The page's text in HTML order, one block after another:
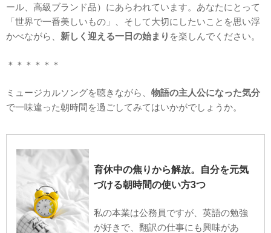
ール、高級ブランド品）にあらわれています。あなたにとって
「世界で一番美しいもの」、そして大切にしたいことを思い浮
かべながら、 新しく迎える一日の始まり を楽しんでください。
＊＊＊＊＊＊
ミュージカルソングを聴きながら、 物語の主人公になった気分
で一味違った朝時間を過ごしてみてはいかがでしょうか。
育休中の焦りから解放。自分を元気
づける朝時間の使い方3つ
私の本業は公務員ですが、英語の勉強
が好きで、翻訳の仕事にも興味があ